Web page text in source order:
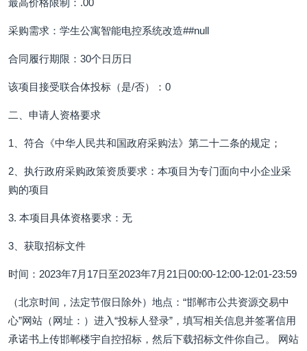
最高价格限制：.00
采购需求：学生公寓智能电控系统改造##null
合同履行期限：30个日历日
该项目接受联合体投标（是/否）：0
二、申请人资格要求
1、符合《中华人民共和国政府采购法》第二十二条的规定；
2、执行政府采购政策资质要求：本项目为专门面向中小企业采
购的项目
3. 本项目具体资格要求：无
3、获取招标文件
时间：2023年7月17日至2023年7月21日00:00-12:00-12:01-23:59
（北京时间，法定节假日除外）地点：“邯郸市公共资源交易中
心”网站（网址：）进入“投标人登录”，填写相关信息并签署信用
承诺书上传邯郸楼宇自控招标，然后下载招标文件你自己。 网站